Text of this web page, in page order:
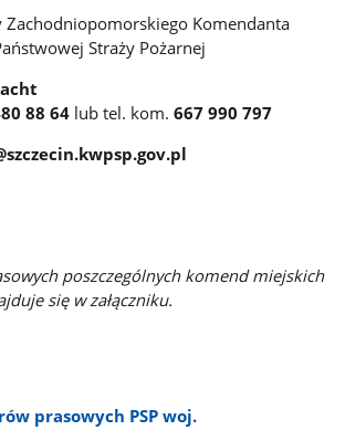
Zachodniopomorskiego Komendanta
Straży Pożarnej
88 64 lub tel. kom.667 990 797
poszczególnych komend miejskich
się w załączniku.
prasowych PSP woj.